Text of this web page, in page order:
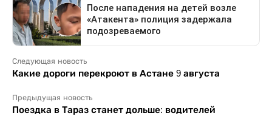
Следующая новость
Какие дороги перекроют в Астане 9 августа
Предыдущая новость
Поездка в Тараз станет дольше: водителей